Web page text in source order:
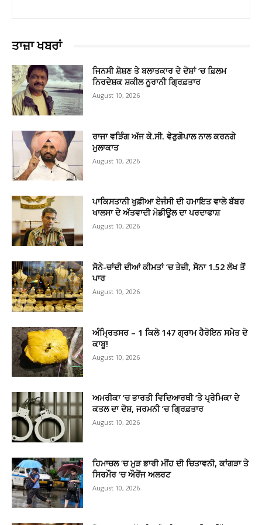
ਤਾਜ਼ਾ ਖਬਰਾਂ
ਜਿਨਸੀ ਸ਼ੋਸ਼ਣ ਤੇ ਬਲਾਤਕਾਰ ਦੇ ਦੋਸ਼ਾਂ ‘ਚ ਫ਼ਿਲਮ
ਨਿਰਦੇਸ਼ਕ ਸ਼ਕੀਲ ਨੂਰਾਨੀ ਗ੍ਰਿਫ਼ਤਾਰ
August 10, 2026
ਰਾਜਾ ਵੜਿੰਗ ਅੱਜ ਕੇ.ਸੀ. ਵੇਣੁਗੋਪਾਲ ਨਾਲ ਕਰਨਗੇ
ਮੁਲਾਕਾਤ
August 10, 2026
ਪਾਕਿਸਤਾਨੀ ਖੁਫ਼ੀਆ ਏਜੰਸੀ ਦੀ ਹਮਾਇਤ ਵਾਲੇ ਬੱਬਰ
ਖਾਲਸਾ ਦੇ ਅੱਤਵਾਦੀ ਮੋਡੀਊਲ ਦਾ ਪਰਦਾਫਾਸ਼
August 10, 2026
ਸੋਨੇ-ਚਾਂਦੀ ਦੀਆਂ ਕੀਮਤਾਂ ‘ਚ ਤੇਜ਼ੀ, ਸੋਨਾ 1.52 ਲੱਖ ਤੋਂ
ਪਾਰ
August 10, 2026
ਅੰਮ੍ਰਿਤਸਰ – 1 ਕਿਲੋ 147 ਗ੍ਰਾਮ ਹੈਰੋਇਨ ਸਮੇਤ ਦੋ
ਕਾਬੂ!
August 10, 2026
ਅਮਰੀਕਾ ‘ਚ ਭਾਰਤੀ ਵਿਦਿਆਰਥੀ ‘ਤੇ ਪ੍ਰੇਮਿਕਾ ਦੇ
ਕਤਲ ਦਾ ਦੋਸ਼, ਜਰਮਨੀ ‘ਚ ਗ੍ਰਿਫ਼ਤਾਰ
August 10, 2026
ਹਿਮਾਚਲ ‘ਚ ਮੁੜ ਭਾਰੀ ਮੀਂਹ ਦੀ ਚਿਤਾਵਨੀ, ਕਾਂਗੜਾ ਤੇ
ਸਿਰਮੌਰ ‘ਚ ਔਰੇਂਜ ਅਲਰਟ
August 10, 2026